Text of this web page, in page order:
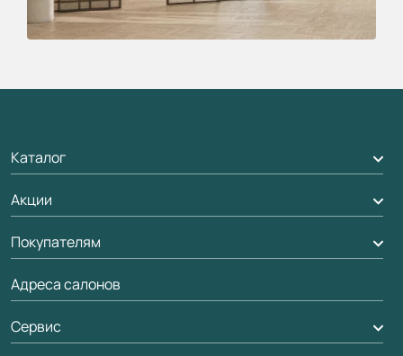
Каталог
Межкомнатные двери
Подбор двери
Алюминиевые двери
Стеновые панели
Акции
Акции компании
Покупателям
Доставка
Оплата
Адреса салонов
Сервис